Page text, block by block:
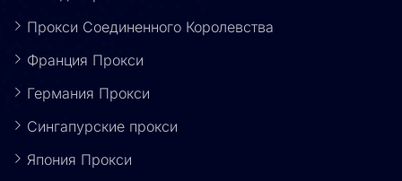
Прокси Соединенного Королевства
Франция Прокси
Германия Прокси
Сингапурские прокси
Япония Прокси